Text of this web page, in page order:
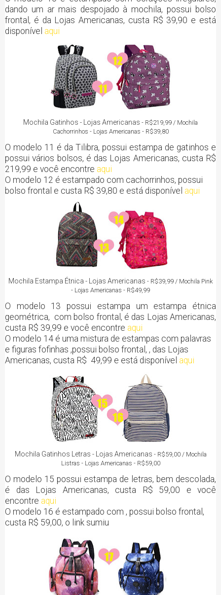
dando um ar mais despojado à mochila, possui bolso
frontal, é da Lojas Americanas, custa R$ 39,90 e está
disponível aqui
Mochila Gatinhos - Lojas Americanas - R$219,99 / Mochila
Cachorrinhos - Lojas Americanas - R$39,80
O modelo 11 é da Tilibra, possui estampa de gatinhos e
possui vários bolsos, é das Lojas Americanas, custa R$
219,99 e você encontre aqui
O modelo 12 é estampado com cachorrinhos, possui
bolso frontal e custa R$ 39,80 e está disponível aqui
Mochila Estampa Étnica - Lojas Americanas - R$39,99 / Mochila Pink
- Lojas Americanas - R$49,99
O modelo 13 possui estampa um estampa étnica
geométrica, com bolso frontal, é das Lojas Americanas,
custa R$ 39,99 e você encontre aqui
O modelo 14 é uma mistura de estampas com palavras
e figuras fofinhas ,possui bolso frontal, , das Lojas
Americanas, custa R$ 49,99 e está disponível aqui
Mochila Gatinhos Letras - Lojas Americanas - R$59,00 / Mochila
Listras - Lojas Americanas - R$59,00
O modelo 15 possui estampa de letras, bem descolada,
é das Lojas Americanas, custa R$ 59,00 e você
encontre aqui
O modelo 16 é estampado com , possui bolso frontal,
custa R$ 59,00, o link sumiu